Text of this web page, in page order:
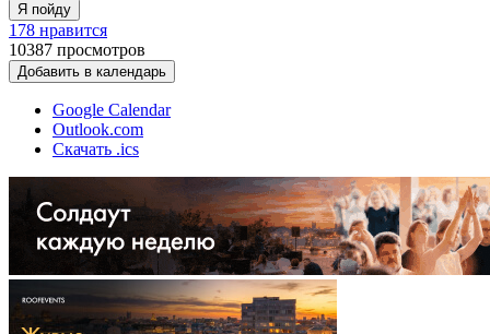
Я пойду
178 нравится
10387 просмотров
Добавить в календарь
Google Calendar
Outlook.com
Скачать .ics